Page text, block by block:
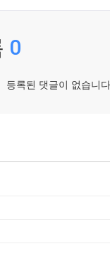
0
등록된 댓글이 없습니다.